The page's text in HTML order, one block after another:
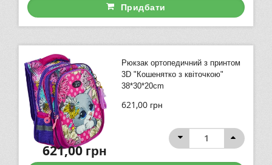
Придбати
Рюкзак ортопедичний з принтом
3D "Кошенятко з квіточкою"
38*30*20cm
621,00 грн
621,00грн